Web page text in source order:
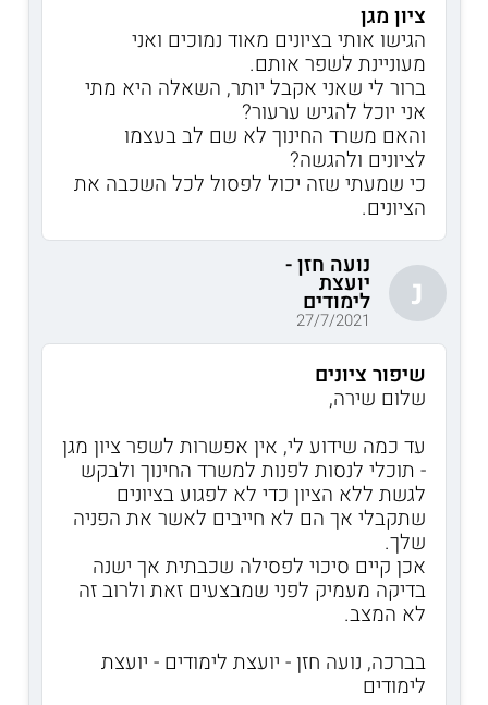
ציון מגן
הגישו אותי בציונים מאוד נמוכים ואני
מעוניינת לשפר אותם.
ברור לי שאני אקבל יותר, השאלה היא מתי
אני יוכל להגיש ערעור?
והאם משרד החינוך לא שם לב בעצמו
לציונים ולהגשה?
כי שמעתי שזה יכול לפסול לכל השכבה את
הציונים.
נ
נועה חזן -
יועצת
לימודים
27/7/2021
שיפור ציונים
שלום שירה,
עד כמה שידוע לי, אין אפשרות לשפר ציון מגן
- תוכלי לנסות לפנות למשרד החינוך ולבקש
לגשת ללא הציון כדי לא לפגוע בציונים
שתקבלי אך הם לא חייבים לאשר את הפניה
שלך.
אכן קיים סיכוי לפסילה שכבתית אך ישנה
בדיקה מעמיק לפני שמבצעים זאת ולרוב זה
לא המצב.
בברכה, נועה חזן - יועצת לימודים - יועצת
לימודים